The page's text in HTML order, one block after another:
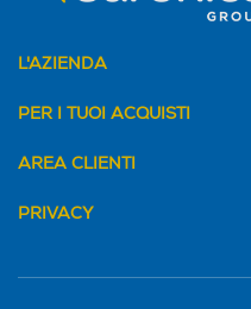
L'AZIENDA
PER I TUOI ACQUISTI
AREA CLIENTI
PRIVACY